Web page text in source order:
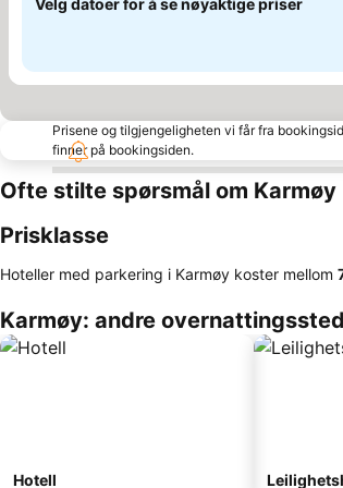
Velg datoer for å se nøyaktige priser
Prisene og tilgjengeligheten vi får fra
finner på bookingsiden.
Ofte stilte spørsmål om Karmøy
Prisklasse
Hoteller med parkering i Karmøy koster mellom
Karmøy: andre
Hotell